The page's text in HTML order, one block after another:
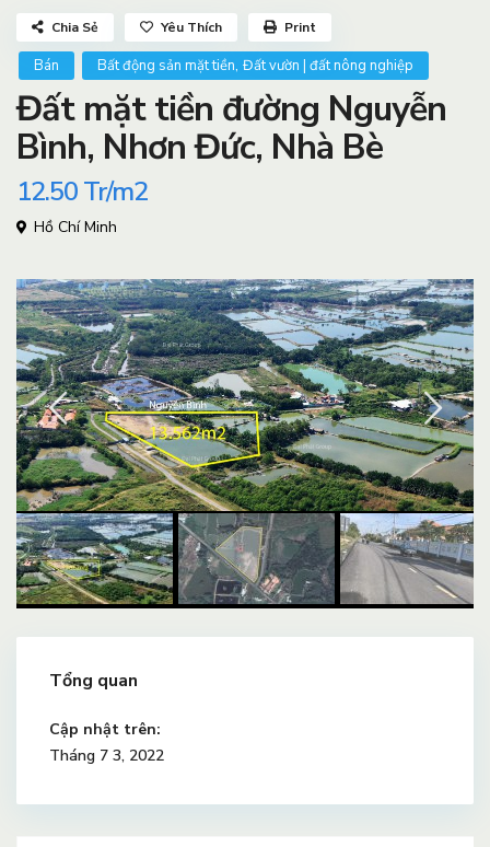
Bán Bất động sản mặt tiền, Đất vườn | đất nông nghiệp
Đất mặt tiền đường Nguyễn
Bình, Nhơn Đức, Nhà Bè
12.50Tr/m2
Hồ Chí Minh
Chia Sẻ Yêu Thích Print
Tổng quan
Cập nhật trên:
Tháng 7 3, 2022